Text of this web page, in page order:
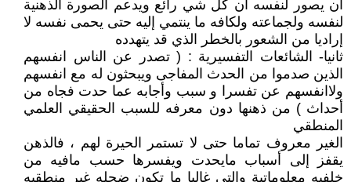
أن يصور لنفسه أن كل شي رائع ويدعم الصورة الذهنية
لنفسه ولجماعته ولكافه ما ينتمي إليه حتى يحمى نفسه لا
إراديا من الشعور بالخطر الذي قد يتهدده
ثانيا- الشائعات التفسيرية : ( تصدر عن الناس انفسهم
الذين صدموا من الحدث المفاجى ويبحثون له مع انفسهم
ولاانفسهم عن تفسرا و سبب وأجابه عما حدت فجاه من
أحداث ) من ذهنها دون معرفه للسبب الحقيقي العلمي
المنطقي
الغير معروف تماما حتى لا تستمر الحيرة لهم ، فالذهن
يقفز إلى أسباب مايحدت ويفسرها حسب مافيه من
خلفيه معلوماتية والتي غالبا ما تكون ضحله غير منطقيه